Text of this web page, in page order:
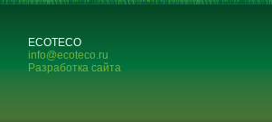
ECOTECO
info@ecoteco.ru
Разработка сайта